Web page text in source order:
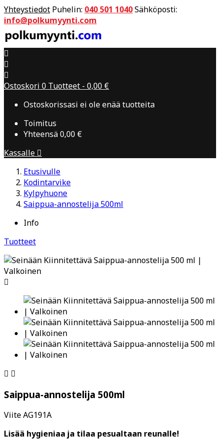
Yhteystiedot Puhelin: 040 501 1040Sähköposti:
info@polkumyynti.com



Ostoskori 0 Tuotteet - 0,00 €
Ostoskorissasi ei ole enää tuotteita
Toimitus
Yhteensä0,00 €
Kassalle 
Etusivulle
Kodintarvike
Kylpyhuone
Saippua-annostelija 500ml
Info
Tuotteet

 
Saippua-annostelija 500ml
ViiteAG191A
Lisää hygieniaa ja tilaa pesualtaan reunalle!